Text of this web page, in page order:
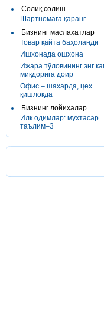
Солиқ солиш
Шартномага қаранг
Бизнинг маслаҳатлар
Товар қайта баҳоланди
Ишхонада ошхона
Ижара тўловининг энг
миқдорига доир
Офис – шаҳарда, цех
қишлоқда
Бизнинг лойиҳалар
Илк одимлар: мухтасар
таълим–3